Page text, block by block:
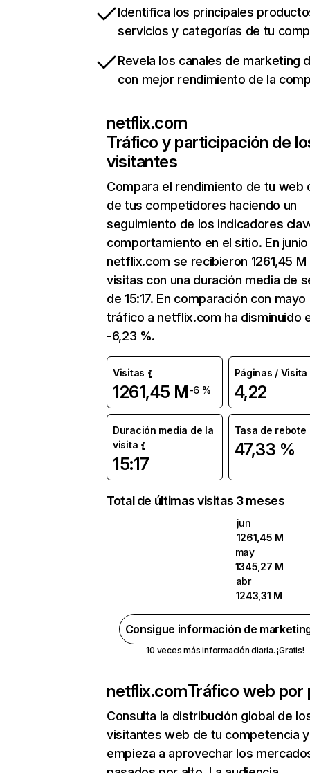
Identifica los principales
servicios y categorías de tu
Revela los canales de marketing
con mejor rendimiento de la
netflix.com
Tráfico y participación de
visitantes
Compara el rendimiento de tu web
de tus competidores haciendo un
seguimiento de los indicadores
comportamiento en el sitio. En junio
netflix.com se recibieron 1261,45 M
visitas con una duración media de
de 15:17. En comparación con mayo
tráfico a netflix.com ha disminuido
-6,23 %.
Visitas
1261,45 M-6 %
Páginas / Visita
4,22
Duración media de la
visita
15:17
Tasa de rebote
47,33 %
Total de últimas visitas 3 meses
jun
1261,45 M
may
1345,27 M
abr
1243,31 M
Consigue información de
10 veces más información diaria. ¡Gratis!
netflix.comTráfico web por
Consulta la distribución global de
visitantes web de tu competencia y
empieza a aprovechar los